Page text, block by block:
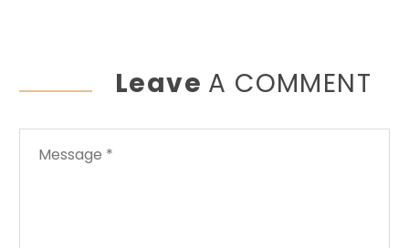
Leave A COMMENT